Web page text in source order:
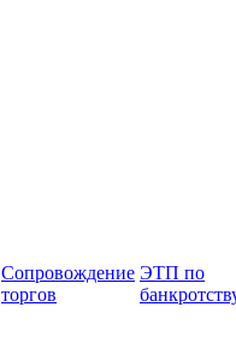
Сопровождение
торгов
ЭТП по